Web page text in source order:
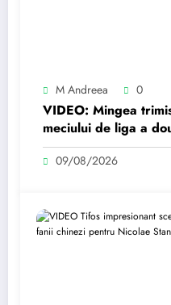
M Andreea 0
VIDEO: Mingea
meciului de liga a
accident rutier
09/08/2026